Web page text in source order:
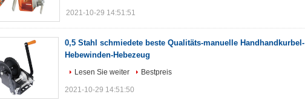
2021-10-29 14:51:51
0,5 Stahl schmiedete beste Qualitäts-manuelle Handhandkurbel-
Hebewinden-Hebezeug
Lesen Sie weiter Bestpreis
2021-10-29 14:51:50